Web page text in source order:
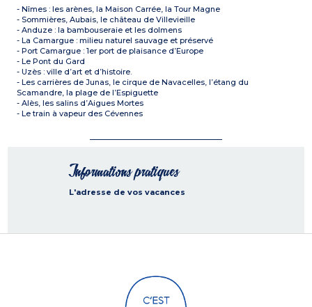
- Nîmes : les arènes, la Maison Carrée, la Tour Magne
- Sommières, Aubais, le château de Villevieille
- Anduze : la bambouseraie et les dolmens
- La Camargue : milieu naturel sauvage et préservé
- Port Camargue : 1er port de plaisance d’Europe
- Le Pont du Gard
- Uzès : ville d’art et d’histoire.
- Les carrières de Junas, le cirque de Navacelles, l’étang du
Scamandre, la plage de l’Espiguette
- Alès, les salins d’Aigues Mortes
- Le train à vapeur des Cévennes
Informations pratiques
L'adresse de vos vacances